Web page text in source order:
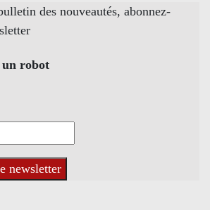
des nouveautés, abonnez-
un robot